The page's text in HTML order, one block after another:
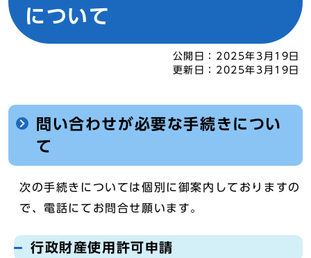
について
公開日： 2025年3月19日
更新日： 2025年3月19日
問い合わせが必要な手続きについ
て
次の手続きについては個別に御案内しておりますの
で、電話にてお問合せ願います。
行政財産使用許可申請